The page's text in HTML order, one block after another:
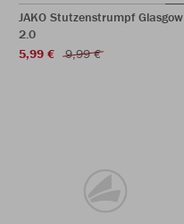
JAKO Stutzenstrumpf Glasgow
2.0
5,99 €
9,99 €